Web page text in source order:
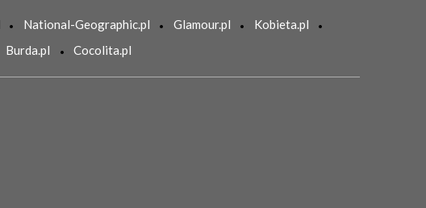
National-Geographic.pl Glamour.pl
Kobieta.pl
Burda.pl Cocolita.pl